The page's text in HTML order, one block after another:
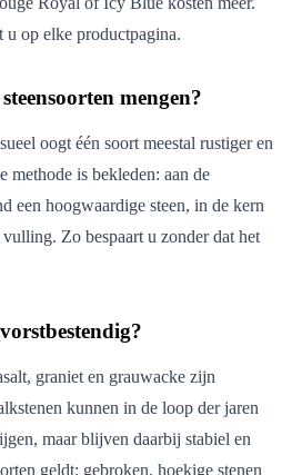
u op elke productpagina.
mengen?
oogt één soort meestal rustiger en
methode is bekleden: aan de
een hoogwaardige steen, in de kern
Zo bespaart u zonder dat het
graniet en grauwacke zijn
kunnen in de loop der jaren
maar blijven daarbij stabiel en
geldt: gebroken, hoekige stenen